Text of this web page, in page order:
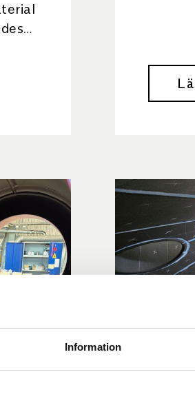
Information